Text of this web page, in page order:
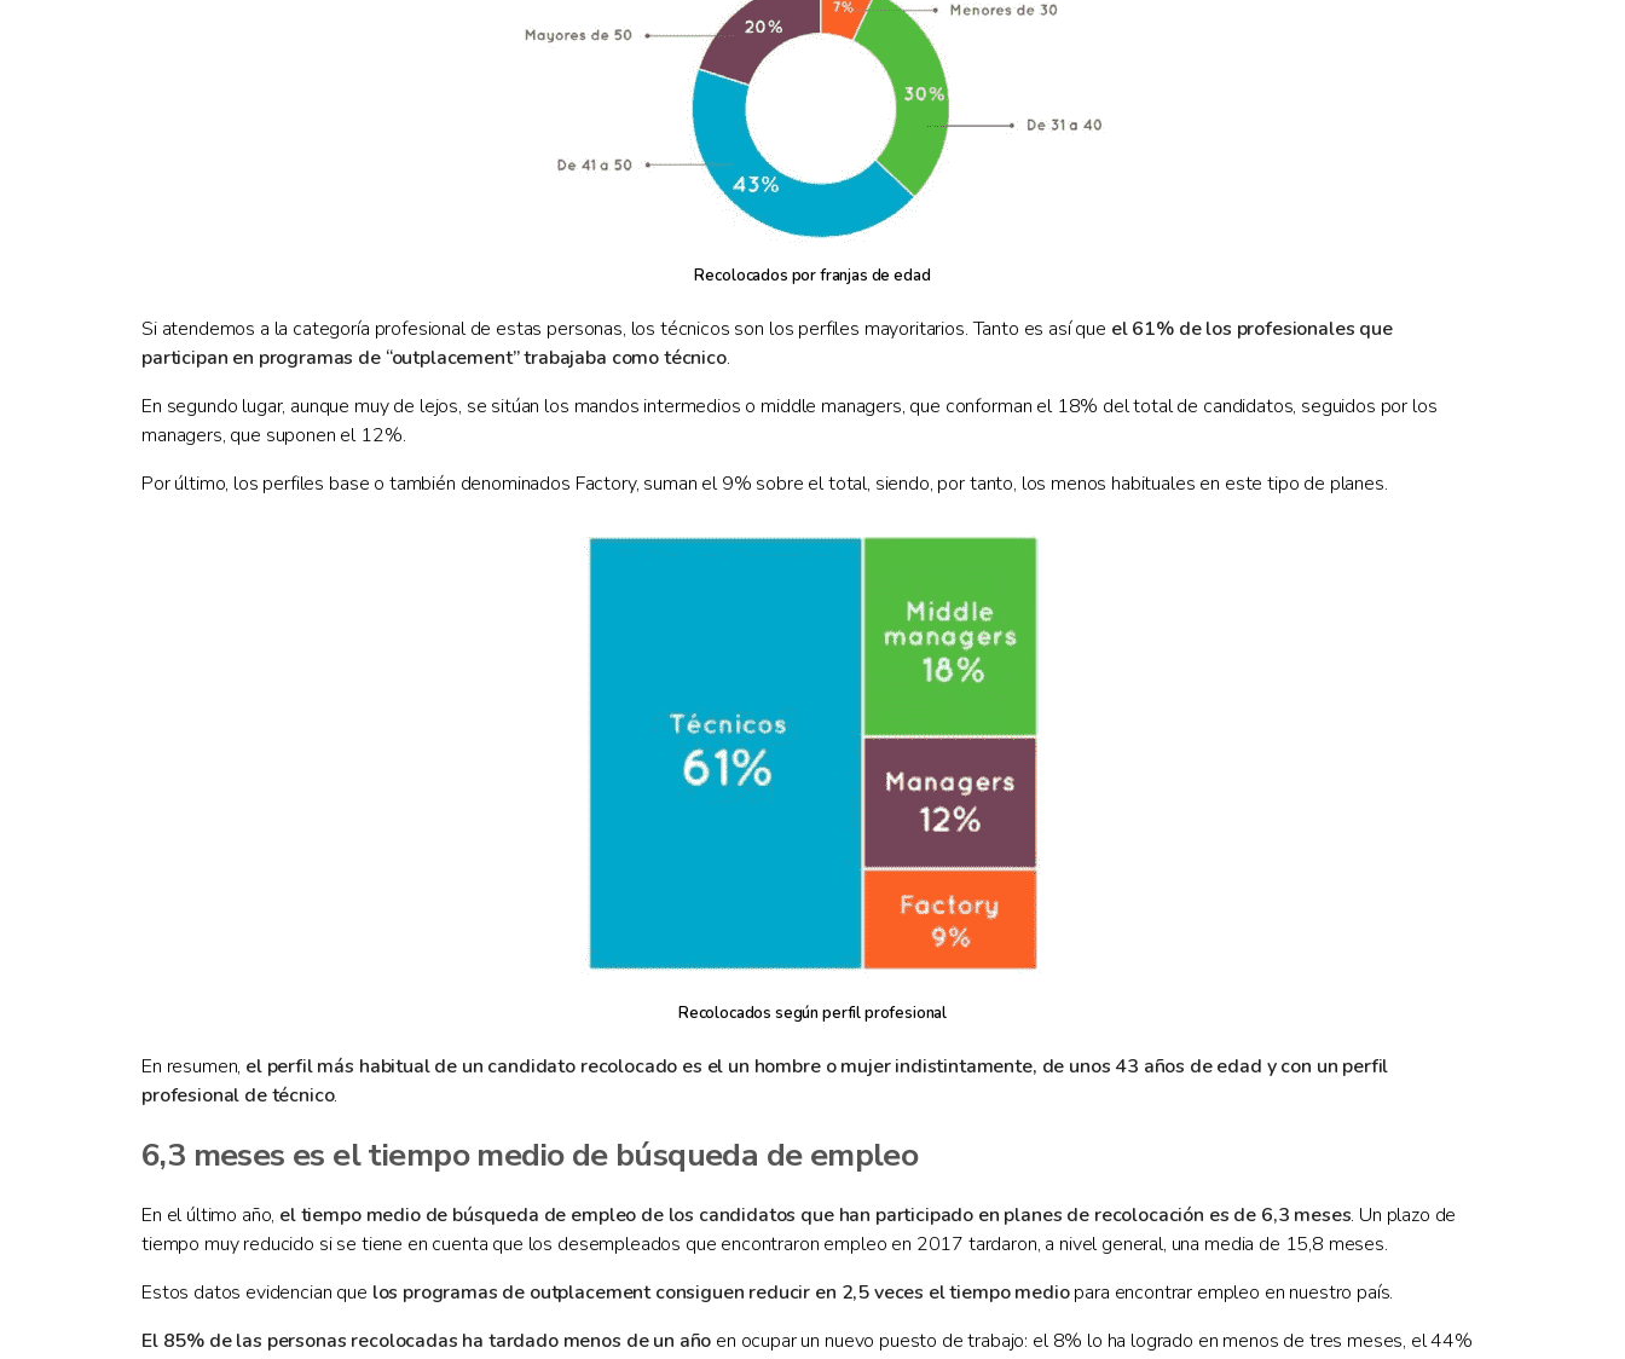
Recolocados por franjas de edad
Si atendemos a la categoría profesional de estas personas, los técnicos son los perfiles mayoritarios. Tanto es así que el 61% de los profesionales que
participan en programas de “outplacement” trabajaba como técnico.
En segundo lugar, aunque muy de lejos, se sitúan los mandos intermedios o middle managers, que conforman el 18% del total de candidatos, seguidos por los
managers, que suponen el 12%.
Por último, los perfiles base o también denominados Factory, suman el 9% sobre el total, siendo, por tanto, los menos habituales en este tipo de planes.
Recolocados según perfil profesional
En resumen, el perfil más habitual de un candidato recolocado es el un hombre o mujer indistintamente, de unos 43 años de edad y con un perfil
profesional de técnico.
6,3 meses es el tiempo medio de búsqueda de empleo
En el último año, el tiempo medio de búsqueda de empleo de los candidatos que han participado en planes de recolocación es de 6,3 meses. Un plazo de
tiempo muy reducido si se tiene en cuenta que los desempleados que encontraron empleo en 2017 tardaron, a nivel general, una media de 15,8 meses.
Estos datos evidencian que los programas de outplacement consiguen reducir en 2,5 veces el tiempo mediopara encontrar empleo en nuestro país.
El 85% de las personas recolocadas ha tardado menos de un año en ocupar un nuevo puesto de trabajo: el 8% lo ha logrado en menos de tres meses, el 44%